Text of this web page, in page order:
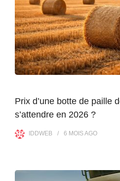
Prix d’une botte de paille
s’attendre en 2026 ?
IDDWEB 6 MOISAGO